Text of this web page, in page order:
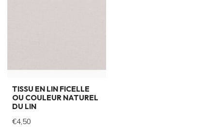
TISSU EN LIN FICELLE
OU COULEUR NATUREL
DU LIN
€4,50